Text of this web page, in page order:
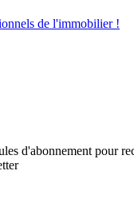
de l'immobilier!
d'abonnement pour